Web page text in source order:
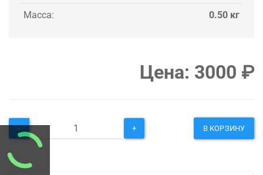
Масса: 0.50 кг
Цена: 3000 ₽
- + В КОРЗИНУ